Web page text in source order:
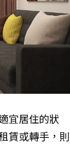
宜居住的狀
賃或轉手，則